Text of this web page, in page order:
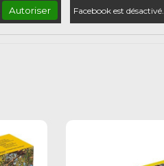
Autoriser Facebook est désactivé.